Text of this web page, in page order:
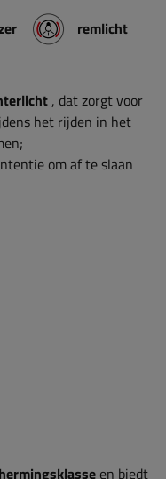
remlicht
, dat zorgt voor
het rijden in het
om af te slaan
en biedt